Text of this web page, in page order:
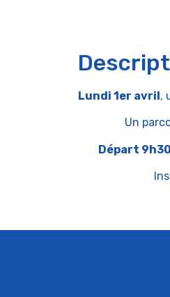
Lundi 1er avril,
Un
Départ 9h30